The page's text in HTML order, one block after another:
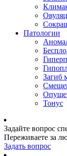
Патологии
Загиб
Тонус
Задайте вопрос
Переживаете за
Задать вопрос